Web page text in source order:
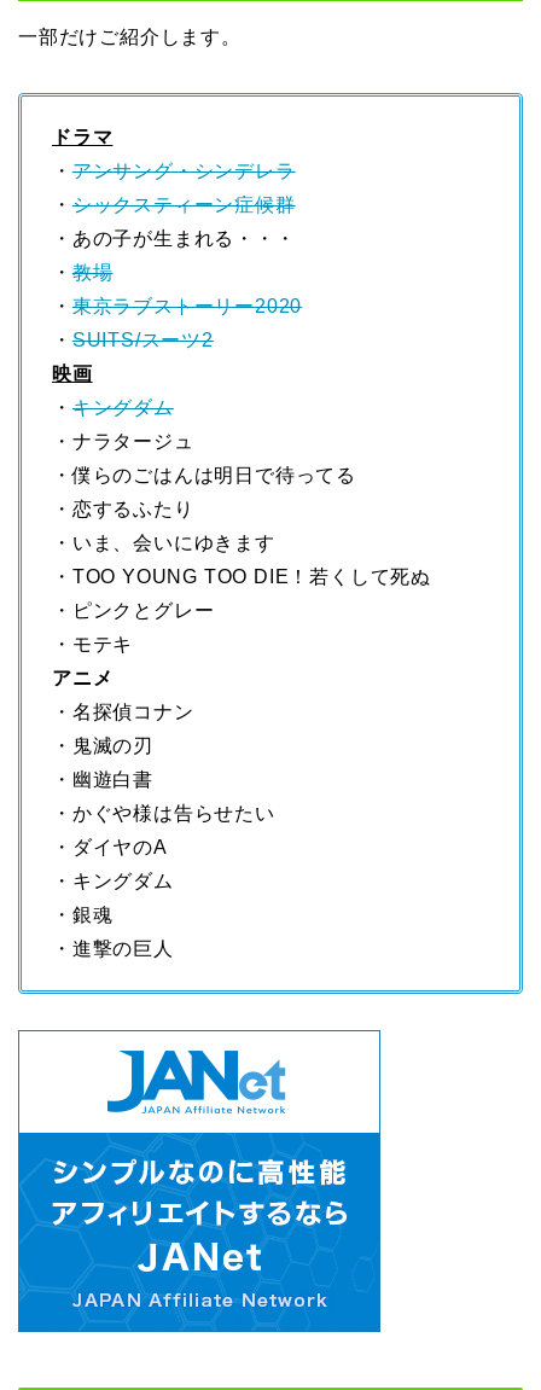
一部だけご紹介します。
ドラマ
・アンサング・シンデレラ
・シックスティーン症候群
・あの子が生まれる・・・
・教場
・東京ラブストーリー2020
・SUITS/スーツ2
映画
・キングダム
・ナラタージュ
・僕らのごはんは明日で待ってる
・恋するふたり
・いま、会いにゆきます
・TOO YOUNG TOO DIE！若くして死ぬ
・ピンクとグレー
・モテキ
アニメ
・名探偵コナン
・鬼滅の刃
・幽遊白書
・かぐや様は告らせたい
・ダイヤのA
・キングダム
・銀魂
・進撃の巨人